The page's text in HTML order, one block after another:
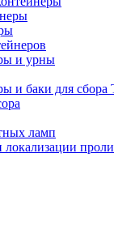
и урны
и баки для
ламп